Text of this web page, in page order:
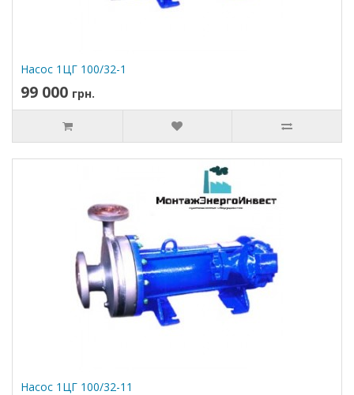
Насос 1ЦГ 100/32-1
99 000 грн.
Насос 1ЦГ 100/32-11